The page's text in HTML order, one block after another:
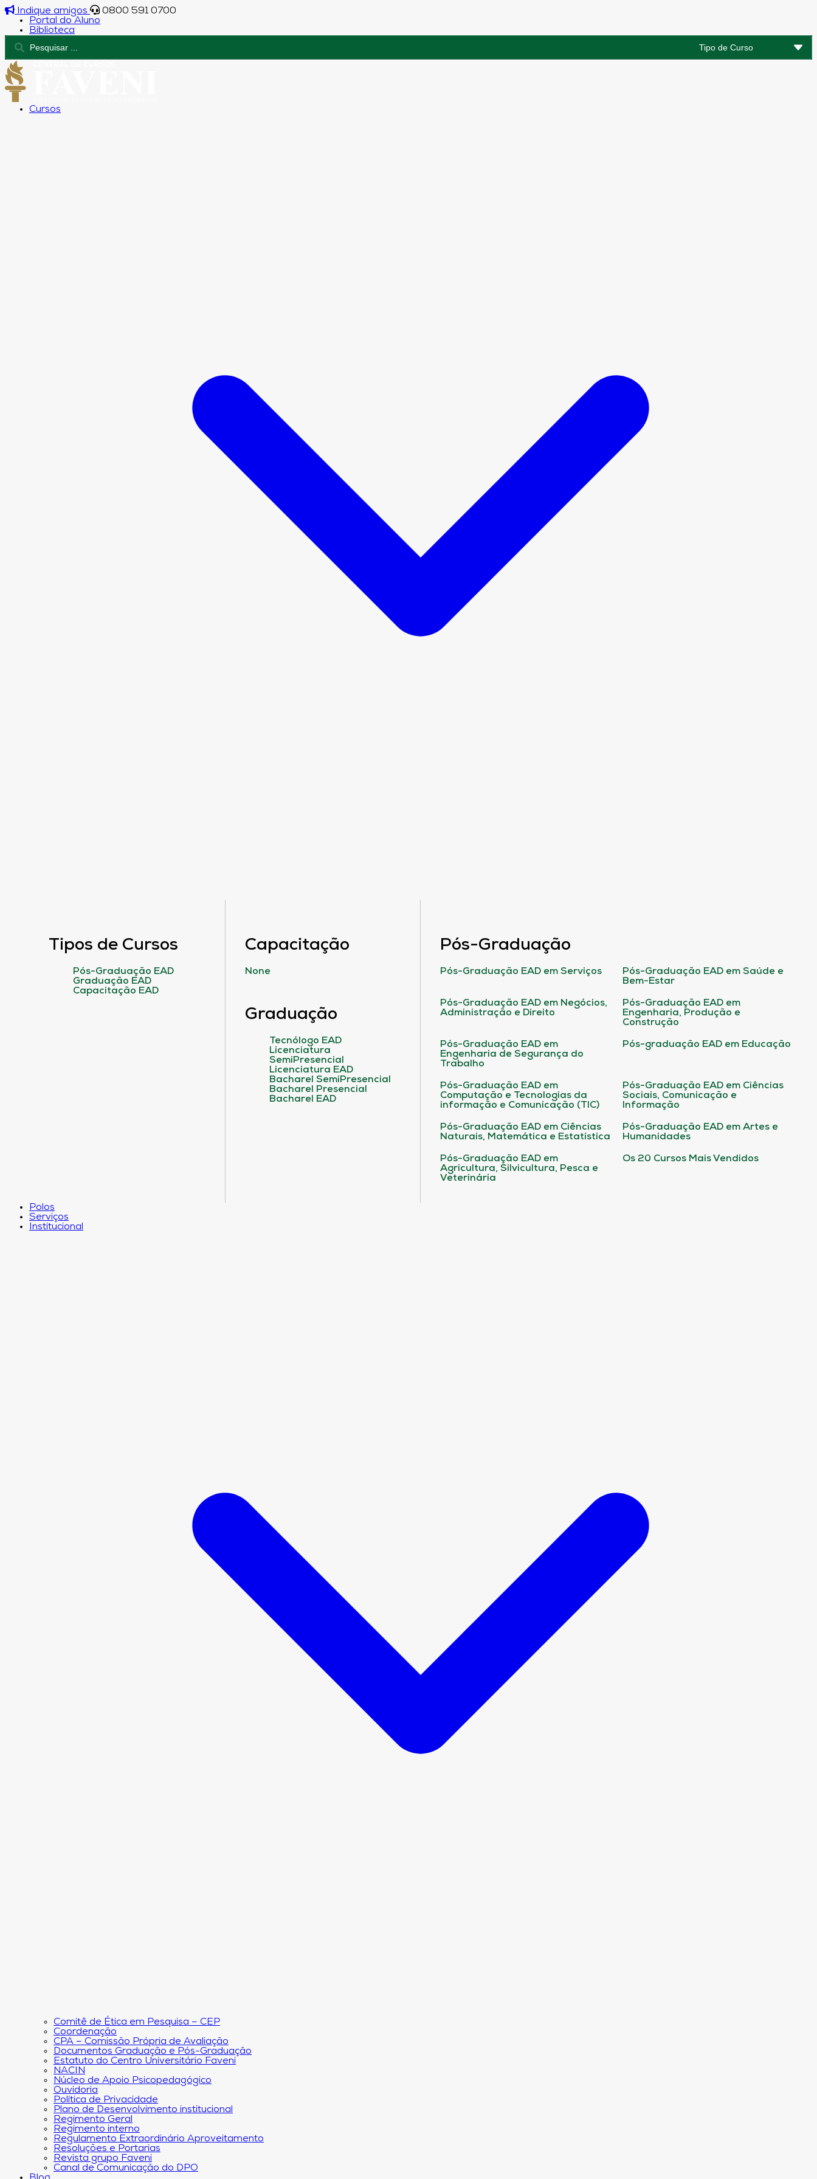
Indique amigos
0800 591 0700
Portal do Aluno
Biblioteca
Cursos
Tipos de Cursos
Pós-Graduação EAD
Graduação EAD
Capacitação EAD
Capacitação
None
Graduação
Tecnólogo EAD
Licenciatura
SemiPresencial
Licenciatura EAD
Bacharel SemiPresencial
Bacharel Presencial
Bacharel EAD
Pós-Graduação
Pós-Graduação EAD em Serviços
Pós-Graduação EAD em Saúde e
Bem-Estar
Pós-Graduação EAD em Negócios,
Administração e Direito
Pós-Graduação EAD em
Engenharia, Produção e
Construção
Pós-Graduação EAD em
Engenharia de Segurança do
Trabalho
Pós-graduação EAD em Educação
Pós-Graduação EAD em
Computação e Tecnologias da
informação e Comunicação (TIC)
Pós-Graduação EAD em Ciências
Sociais, Comunicação e
Informação
Pós-Graduação EAD em Ciências
Naturais, Matemática e Estatística
Pós-Graduação EAD em Artes e
Humanidades
Pós-Graduação EAD em
Agricultura, Silvicultura, Pesca e
Veterinária
Os 20 Cursos Mais Vendidos
Polos
Serviços
Institucional
Comitê de Ética em Pesquisa – CEP
Coordenação
CPA – Comissão Própria de Avaliação
Documentos Graduação e Pós-Graduação
Estatuto do Centro Universitário Faveni
NACIN
Núcleo de Apoio Psicopedagógico
Ouvidoria
Política de Privacidade
Plano de Desenvolvimento institucional
Regimento Geral
Regimento interno
Regulamento Extraordinário Aproveitamento
Resoluções e Portarias
Revista grupo Faveni
Canal de Comunicação do DPO